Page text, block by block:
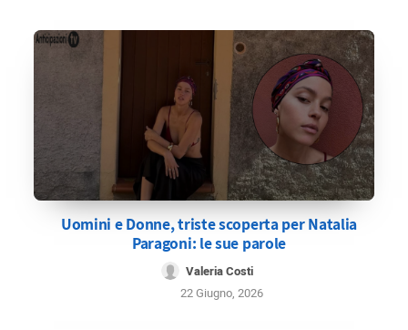
Uomini e Donne, triste scoperta per Natalia
Paragoni: le sue parole
Valeria Costi
22 Giugno, 2026